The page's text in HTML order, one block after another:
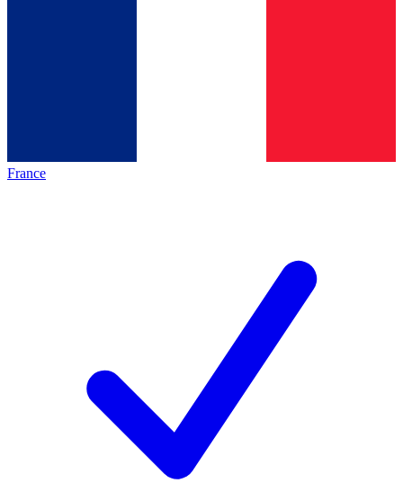
France